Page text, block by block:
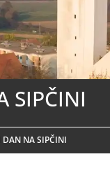
SIPČINI
NA SIPČINI